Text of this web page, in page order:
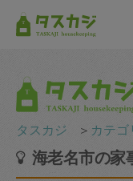
タスカジ ＞ カテゴ
海老名市の家